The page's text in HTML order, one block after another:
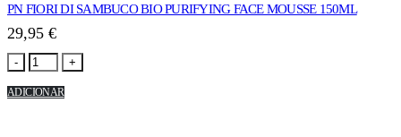
PN FIORI DI SAMBUCO BIO PURIFYING FACE MOUSSE 150ML
29,95 €
- +
ADICIONAR